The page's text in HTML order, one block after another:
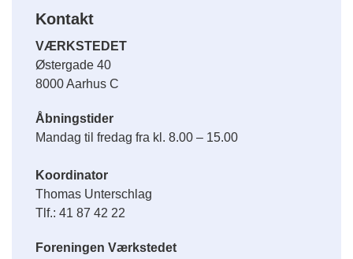
Kontakt
VÆRKSTEDET
Østergade 40
8000 Aarhus C
Åbningstider
Mandag til fredag fra kl. 8.00 – 15.00
Koordinator
Thomas Unterschlag
Tlf.: 41 87 42 22
Foreningen Værkstedet